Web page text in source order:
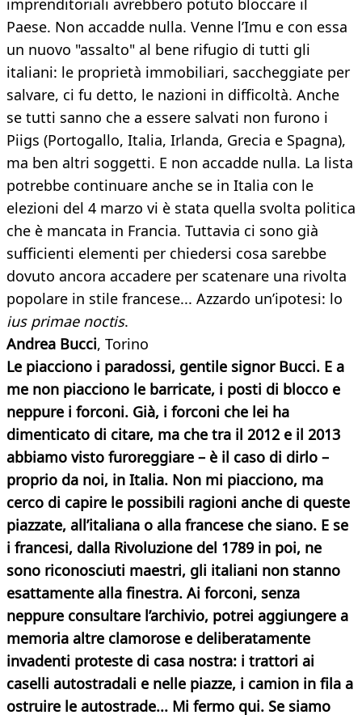
imprenditoriali avrebbero potuto bloccare il
Paese. Non accadde nulla. Venne l’Imu e con essa
un nuovo "assalto" al bene rifugio di tutti gli
italiani: le proprietà immobiliari, saccheggiate per
salvare, ci fu detto, le nazioni in difficoltà. Anche
se tutti sanno che a essere salvati non furono i
Piigs (Portogallo, Italia, Irlanda, Grecia e Spagna),
ma ben altri soggetti. E non accadde nulla. La lista
potrebbe continuare anche se in Italia con le
elezioni del 4 marzo vi è stata quella svolta politica
che è mancata in Francia. Tuttavia ci sono già
sufficienti elementi per chiedersi cosa sarebbe
dovuto ancora accadere per scatenare una rivolta
popolare in stile francese... Azzardo un’ipotesi: lo
ius primae noctis.
Andrea Bucci, Torino
Le piacciono i paradossi, gentile signor Bucci. E a
me non piacciono le barricate, i posti di blocco e
neppure i forconi. Già, i forconi che lei ha
dimenticato di citare, ma che tra il 2012 e il 2013
abbiamo visto furoreggiare – è il caso di dirlo –
proprio da noi, in Italia. Non mi piacciono, ma
cerco di capire le possibili ragioni anche di queste
piazzate, all’italiana o alla francese che siano. E se
i francesi, dalla Rivoluzione del 1789 in poi, ne
sono riconosciuti maestri, gli italiani non stanno
esattamente alla finestra. Ai forconi, senza
neppure consultare l’archivio, potrei aggiungere a
memoria altre clamorose e deliberatamente
invadenti proteste di casa nostra: i trattori ai
caselli autostradali e nelle piazze, i camion in fila a
ostruire le autostrade... Mi fermo qui. Se siamo